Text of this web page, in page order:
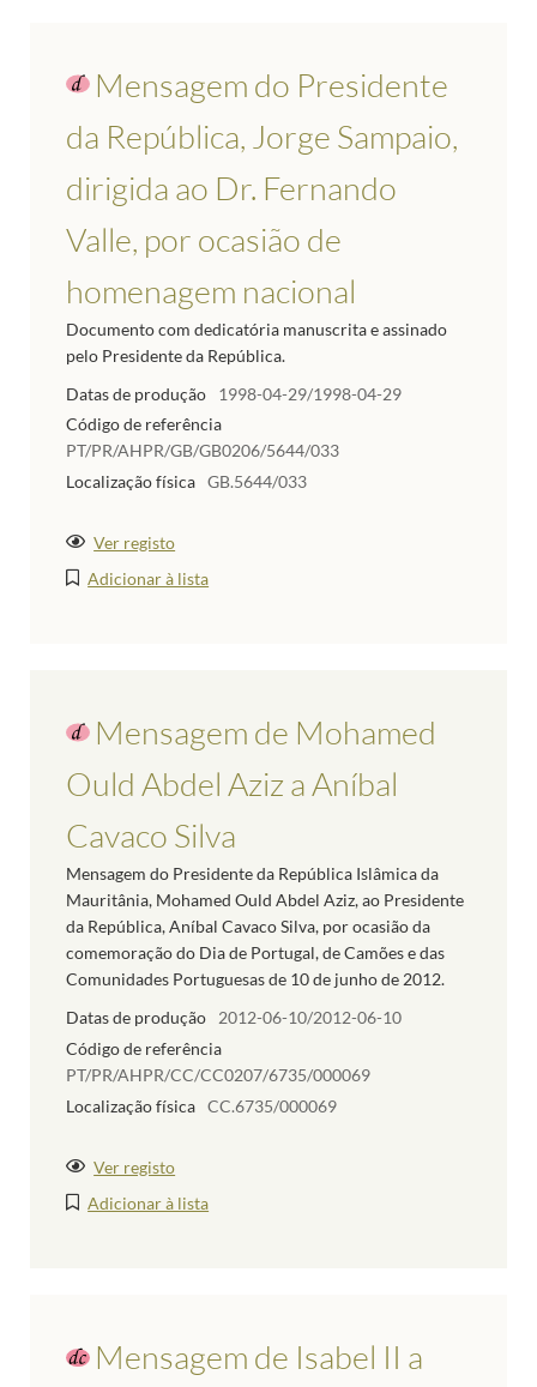
Mensagem do Presidente
da República, Jorge Sampaio,
dirigida ao Dr. Fernando
Valle, por ocasião de
homenagem nacional
Documento com dedicatória manuscrita e assinado
pelo Presidente da República.
Datas de produção
1998-04-29/1998-04-29
Código de referência
PT/PR/AHPR/GB/GB0206/5644/033
Localização física GB.5644/033
Ver registo
Adicionar à lista
Mensagem de Mohamed
Ould Abdel Aziz a Aníbal
Cavaco Silva
Mensagem do Presidente da República Islâmica da
Mauritânia, Mohamed Ould Abdel Aziz, ao Presidente
da República, Aníbal Cavaco Silva, por ocasião da
comemoração do Dia de Portugal, de Camões e das
Comunidades Portuguesas de 10 de junho de 2012.
Datas de produção
2012-06-10/2012-06-10
Código de referência
PT/PR/AHPR/CC/CC0207/6735/000069
Localização física CC.6735/000069
Ver registo
Adicionar à lista
Mensagem de Isabel II a